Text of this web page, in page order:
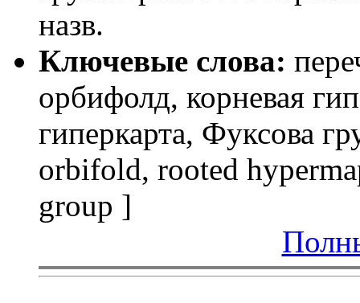
назв.
Ключевые слова:
орбифолд, корневая
гиперкарта, Фуксова
orbifold, rooted
group ]